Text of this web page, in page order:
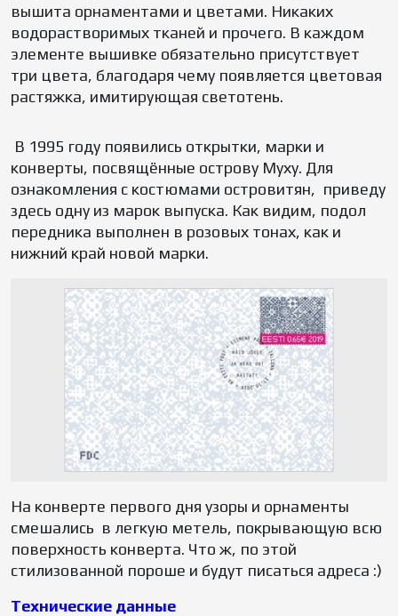
вышита орнаментами и цветами. Никаких
водорастворимых тканей и прочего. В каждом
элементе вышивке обязательно присутствует
три цвета, благодаря чему появляется цветовая
растяжка, имитирующая светотень.
В 1995 году появились открытки, марки и
конверты, посвящённые острову Муху. Для
ознакомления с костюмами островитян, приведу
здесь одну из марок выпуска. Как видим, подол
передника выполнен в розовых тонах, как и
нижний край новой марки.
На конверте первого дня узоры и орнаменты
смешались в легкую метель, покрывающую всю
поверхность конверта. Что ж, по этой
стилизованной пороше и будут писаться адреса :)
Технические данные